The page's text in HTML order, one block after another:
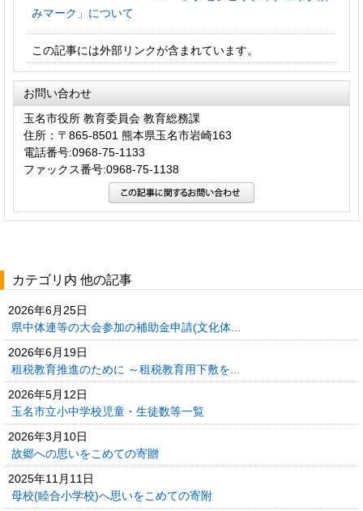
みマーク」について
この記事には外部リンクが含まれています。
お問い合わせ
玉名市役所 教育委員会 教育総務課
住所：〒865-8501 熊本県玉名市岩崎163
電話番号:0968-75-1133
ファックス番号:0968-75-1138
カテゴリ内 他の記事
2026年6月25日
県中体連等の大会参加の補助金申請(文化体...
2026年6月19日
租税教育推進のために ～租税教育用下敷を...
2026年5月12日
玉名市立小中学校児童・生徒数等一覧
2026年3月10日
故郷への思いをこめての寄贈
2025年11月11日
母校(睦合小学校)へ思いをこめての寄附